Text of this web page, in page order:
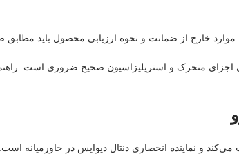
خارج از ضمانت و نحوه ارزیابی محصول باید
متحرک و استریلیزاسیون صحیح ضروری است.
دندانپزشکی فعالیت می‌کند و نماینده انحصاری دنتال دیوایس